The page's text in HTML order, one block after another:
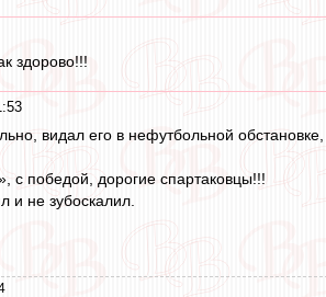
здорово!!!
видал его в нефутбольной
с победой, дорогие спартаковцы!!!
и не зубоскалил.